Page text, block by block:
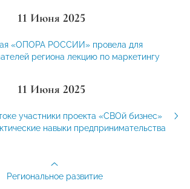
11 Июня 2025
«ОПОРА РОССИИ» провела для
региона лекцию по маркетингу
11 Июня 2025
участники проекта «СВОй бизнес»
навыки предпринимательства
Региональное развитие